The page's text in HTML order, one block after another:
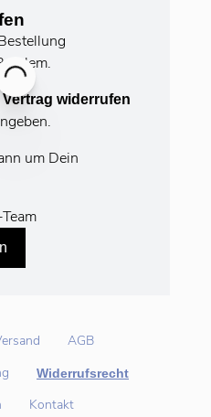
Vertrag widerrufen
um Dein
AGB
Widerrufsrecht
Kontakt